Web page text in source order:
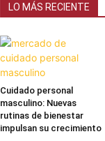
LO MÁS RECIENTE
Cuidado personal
masculino: Nuevas
rutinas de bienestar
impulsan su crecimiento